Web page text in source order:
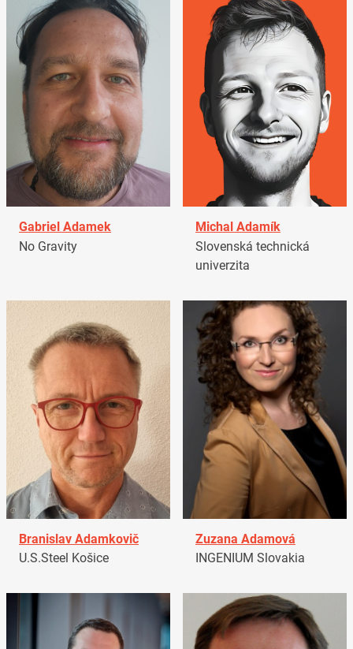
Gabriel Adamek
No Gravity
Michal Adamík
Slovenská technická
univerzita
Branislav Adamkovič
U.S.Steel Košice
Zuzana Adamová
INGENIUM Slovakia